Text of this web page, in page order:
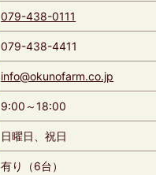
079-438-0111
079-438-4411
info@okunofarm.co.jp
9:00～18:00
日曜日、祝日
有り（6台）